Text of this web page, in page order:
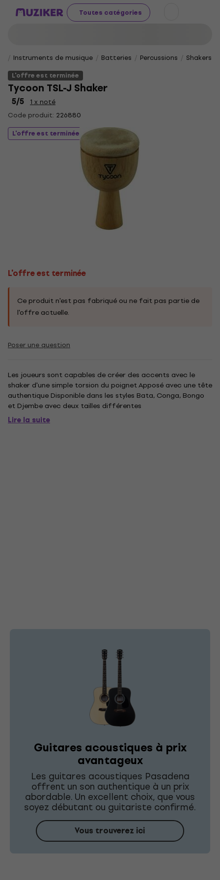
Toutes catégories
Instruments de musique Batteries Percussions
Shakers
L'offre est terminée
Tycoon TSL-J Shaker
5/5
1 x noté
Code produit: 226880
L'offre est terminée
L'offre est terminée
Ce produit n'est pas fabriqué ou ne fait pas partie de
l'offre actuelle.
Poser une question
Les joueurs sont capables de créer des accents avec le
shaker d'une simple torsion du poignet Apposé avec une tête
authentique Disponible dans les styles Bata, Conga, Bongo
et Djembe avec deux tailles différentes
Lire la suite
Guitares acoustiques à prix
avantageux
Les guitares acoustiques Pasadena
offrent un son authentique à un prix
abordable. Un excellent choix, que vous
soyez débutant ou guitariste confirmé.
Vous trouverez ici